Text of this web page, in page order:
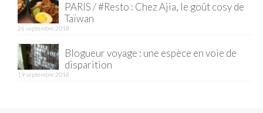
Allemagne
Berlin
Munich
Danemark
PARIS / #Resto : Chez Ajia, le goût cosy de
Taïwan
26 septembre 2018
Blogueur voyage : une espèce en voie de
disparition
19 septembre 2018